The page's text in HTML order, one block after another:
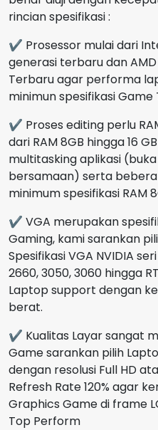
rincian spesifikasi :
✔ Prosessor mulai dari
generasi terbaru dan
Terbaru agar performa
minimun spesifikasi
✔ Proses editing perlu
dari RAM 8GB hingga 16
multitasking aplikasi
bersamaan) serta
minimum spesifikasi RAM
✔ VGA merupakan
Gaming, kami sarankan
Spesifikasi VGA NVIDIA seri
2660, 3050, 3060 hingga
Laptop support dengan
berat.
✔ Kualitas Layar sangat
Game sarankan pilih
dengan resolusi Full HD
Refresh Rate 120% agar
Graphics Game di frame
Top Perform